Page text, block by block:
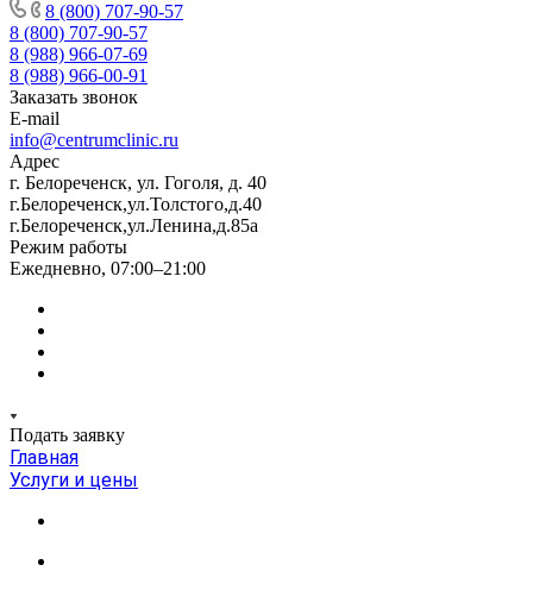
8 (800) 707-90-57
8 (800) 707-90-57
8 (988) 966-07-69
8 (988) 966-00-91
Заказать звонок
E-mail
info@centrumclinic.ru
Адрес
г. Белореченск, ул. Гоголя, д. 40
г.Белореченск,ул.Толстого,д.40
г.Белореченск,ул.Ленина,д.85а
Режим работы
Ежедневно, 07:00–21:00
Подать заявку
Главная
Услуги и цены